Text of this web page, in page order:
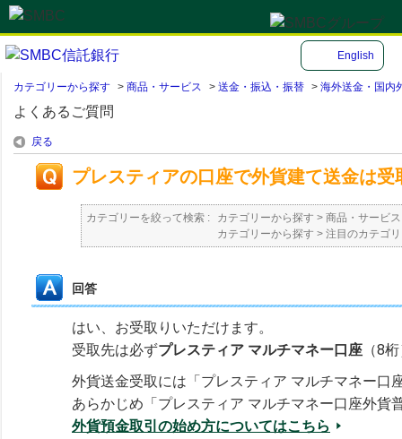
English
カテゴリーから探す > 商品・サービス > 送金・振込・振替 > 海外送金・国内
よくあるご質問
戻る
プレスティアの口座で外貨建て送金は受
カテゴリーを絞って検索 : カテゴリーから探す > 商品・サービス
カテゴリーから探す > 注目のカテゴ
回答
はい、お受取りいただけます。
受取先は必ずプレスティア マルチマネー口座 （8
外貨送金受取には「プレスティア マルチマネー口
あらかじめ「プレスティア マルチマネー口座外貨
外貨預金取引の始め方についてはこちら